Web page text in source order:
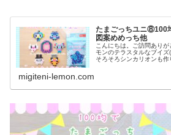
たまごっちユニ⑧100
図案めめっち他
こんにちは。ご訪問あり
モンのテラスタルなブイ
そろそろシンカリオンも作
migiteni-lemon.com